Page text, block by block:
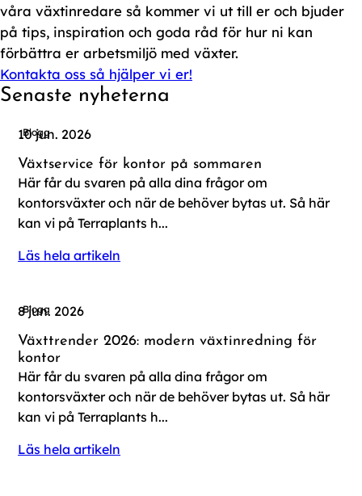
våra växtinredare så kommer vi ut till er och bjuder
på tips, inspiration och goda råd för hur ni kan
förbättra er arbetsmiljö med växter.
Kontakta oss så hjälper vi er!
Senaste nyheterna
Blogg
10 jun. 2026
Växtservice för kontor på sommaren
Här får du svaren på alla dina frågor om
kontorsväxter och när de behöver bytas ut. Så här
kan vi på Terraplants h...
Läs hela artikeln
Blogg
8 jun. 2026
Växttrender 2026: modern växtinredning för
kontor
Här får du svaren på alla dina frågor om
kontorsväxter och när de behöver bytas ut. Så här
kan vi på Terraplants h...
Läs hela artikeln